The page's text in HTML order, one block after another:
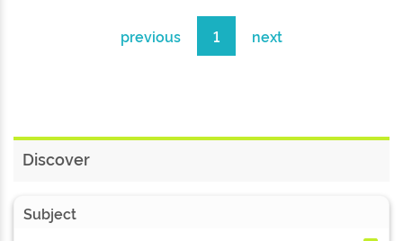
previous 1 next
Discover
Subject